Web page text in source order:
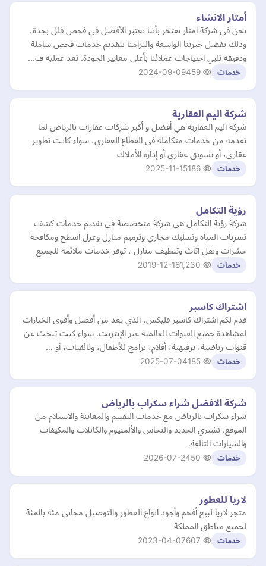
أمتار الانشاء
نحن في شركة امتار نفتخر بأننا نعتبر الأفضل في فحص فلل بجدة،
وذلك بفضل خبرتنا الواسعة والتزامنا بتقديم خدمات فحص شاملة
ودقيقة تلبي احتياجات عملائنا بأعلى معايير الجودة. تعد عملية ف…
خدمات 2024-09-09
شركة اليم العقارية
شركة اليم العقارية هي أفضل و أكبر شركات عقارات بالرياض لما
تقدمه من خدمات متكاملة في القطاع العقاري، سواء كانت تطوير
عقاري، أو تسويق عقاري أو إدارة الأملاك
خدمات 2025-11-15
رؤية التكامل
شركة رؤية التكامل هي شركة متخصصة في تقديم خدمات كشف
تسربات المياه وتسليك مجاري وترميم منازل وعزل اسطح ومكافحة
حشرات ونقل اثاث وتنظيف منازل ، توفر خدمات ملائمة للجميع
خدمات 2019-12-18
اشتراك كاسبر
قدم لكم اشتراك كاسبر فليكس، الذي يعد من أفضل وأقوى الخيارات
لمشاهدة جميع القنوات العالمية عبر الإنترنت. سواء كنت تبحث عن
قنوات رياضية، ترفيهية، أفلام، برامج للأطفال، وثائقيات، أو …
خدمات 2025-07-04
شركة الافضل شراء سكراب بالرياض
شراء سكراب بالرياض مع خدمات التقييم والمعاينة والاستلام من
الموقع. نشتري الحديد والنحاس والألمنيوم والكابلات والمكيفات
والسيارات التالفة.
خدمات 2026-07-24
لاريا للعطور
متجر لاريا لبيع أفخم وأجود انواع العطور والتوصيل مجاني مئة بالمئة
لجميع مناطق المملكة
خدمات 2023-04-07